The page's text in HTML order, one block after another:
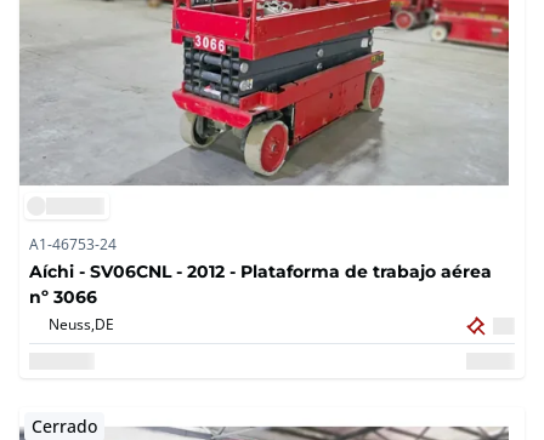
A1-46753-24
Aíchi - SV06CNL - 2012 - Plataforma de trabajo aérea
nº 3066
Neuss,DE
Cerrado